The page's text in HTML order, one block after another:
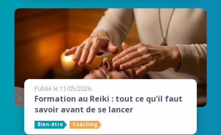
Publié le 11/05/2026
Formation au Reiki : tout ce qu'il faut
savoir avant de se lancer
Bien-être Coaching